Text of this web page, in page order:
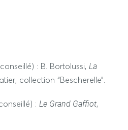
: B. Bortolussi, La
collection “Bescherelle”.
: Le Grand Gaffiot,